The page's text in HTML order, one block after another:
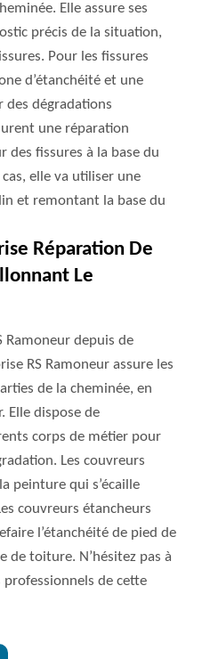
Elle assure ses
précis de la situation,
Pour les fissures
d’étanchéité et une
des dégradations
une réparation
fissures à la base du
elle va utiliser une
et remontant la base du
Réparation De
Le
Ramoneur depuis de
RS Ramoneur assure les
de la cheminée, en
Elle dispose de
corps de métier pour
Les couvreurs
peinture qui s’écaille
couvreurs étancheurs
l’étanchéité de pied de
de toiture. N’hésitez pas à
de cette